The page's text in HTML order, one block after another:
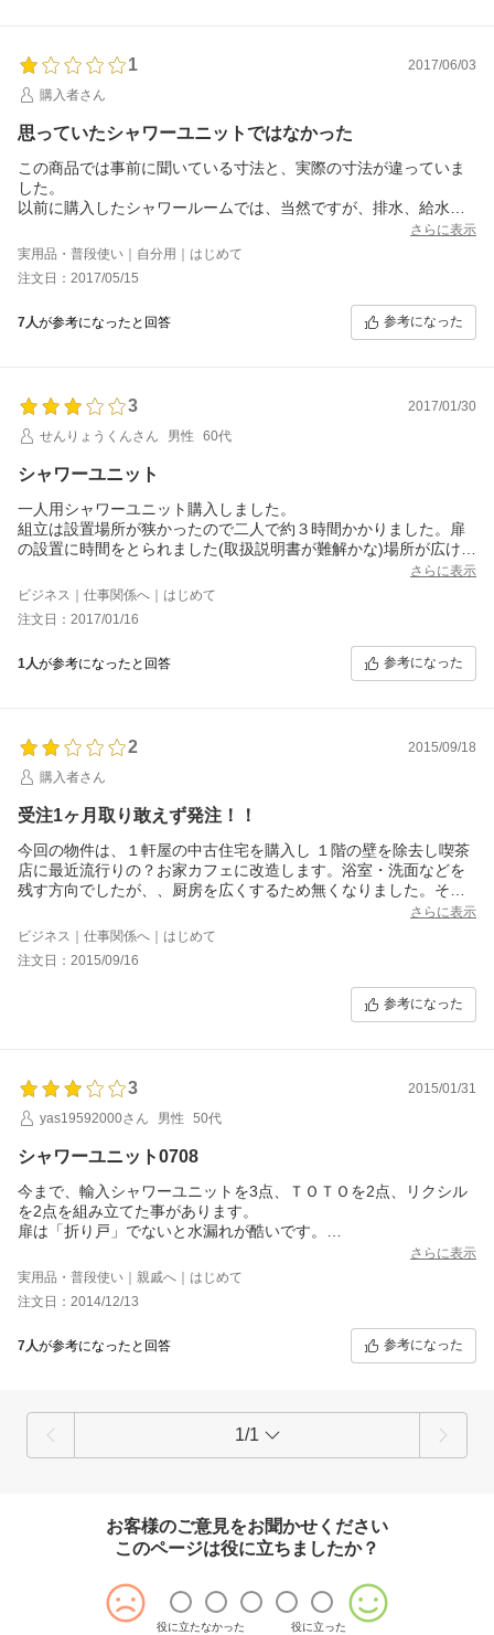
1
2017/06/03
購入者さん
思っていたシャワーユニットではなかった
この商品では事前に聞いている寸法と、実際の寸法が違っていま
した。
以前に購入したシャワールームでは、当然ですが、排水、給水な
寸法がバッチリあっていましたが、この商品は付属品の関係で
寸法が変わってきて、排水給水全てやりかえることになりまし
た。
このことを会社に電話をしていうと、
また、排水トラップが非常に取付がしにくいような構造になって
いますし、
壁板、天井板もユーザーが取り付けをしやすいようにもっと工夫
が
できるのに、それを努力せず怠っているように感じました。
レビューが比較的いいように思い商品を購入しましたが、
御社では２度と買い物をしません。
客に対する対応が非常に悪かったと思います。
さらに表示
実用品・普段使い｜自分用｜はじめて
注文日：2017/05/15
7人が参考になったと回答 参考になった
3
2017/01/30
せんりょうくんさん
男性 60代
シャワーユニット
一人用シャワーユニット購入しました。
組立は設置場所が狭かったので二人で約３時間かかりました。扉
の設置に時間をとられました(取扱説明書が難解かな)場所が広けれ
まあまあ使い勝手はよしとします。
さらに表示
ビジネス｜仕事関係へ｜はじめて
注文日：2017/01/16
1人が参考になったと回答 参考になった
2
2015/09/18
購入者さん
受注1ヶ月取り敢えず発注！！
今回の物件は、１軒屋の中古住宅を購入し １階の壁を除去し喫茶
店に最近流行りの？お家カフェに改造します。浴室・洗面などを
残す方向でしたが、、厨房を広くするため無くなりました。それ
で、２階に、だが、移設場所が、高さが低いので探していると コ
コを見つけました。担当者に直接ご相談した結果、そこに収まる
のが、確信できたのたのが、決めてです。予定では、大きいタイ
プ希望でしたが、納期が、１ヶ月だったので諦めましたが、他を
ＮＥＴで探していると 今だけレビューを書くと５千円と出ていた
ので それなら１ヶ月待とうかと納得し この小さいタイプで購入で
さらに表示
ビジネス｜仕事関係へ｜はじめて
注文日：2015/09/16
参考になった
3
2015/01/31
yas19592000さん
男性 50代
シャワーユニット0708
今まで、輸入シャワーユニットを3点、ＴＯＴＯを2点、リクシル
を2点を組み立てた事があります。
扉は「折り戸」でないと水漏れが酷いです。
ＴＯＴＯ、リクシルと比べて遜色ないです。
２点買いましたが、壁板の背面板用折り返しの「有・無」各１点
で、折り返し無しは背面板の足元の位置が決まらず苦労しまし
保護ビニールがあまりに綺麗で、剥がさずに組み上げて、再度解
床も「カラット床」風で想像より良かったです。
送料をもう少し検討して下さい。
さらに表示
実用品・普段使い｜親戚へ｜はじめて
注文日：2014/12/13
7人が参考になったと回答 参考になった
1/1
お客様のご意見をお聞かせください
このページは役に立ちましたか？
役に立たなかった 役に立った